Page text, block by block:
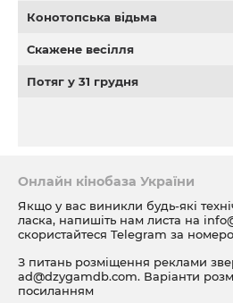
Конотопська відьма
Скажене весілля
Потяг у 31 грудня
Онлайн кінобаза України
Якщо у вас виникли будь-які
ласка, напишіть нам листа на
скористайтеся Telegram за
З питань розміщення реклами
ad@dzygamdb.com. Варіанти
посиланням